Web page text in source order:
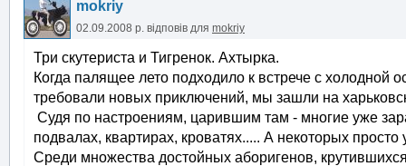
mokriy
02.09.2008 р. відповів для mokriy
Три скутериста и Тигренок. Ахтырка.
Когда палящее лето подходило к встрече с
требовали новых приключений, мы зашли на
Судя по настроениям, царившим там - многие уже
подвалах, квартирах, кроватях..... А некоторых просто
Среди множества достойных аборигенов,